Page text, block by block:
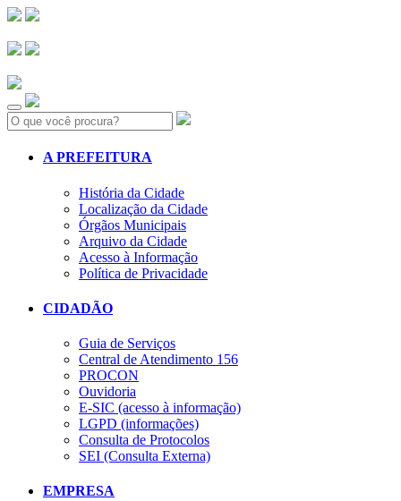
Search:
A PREFEITURA
História da Cidade
Localização da Cidade
Órgãos Municipais
Arquivo da Cidade
Acesso à Informação
Política de Privacidade
CIDADÃO
Guia de Serviços
Central de Atendimento 156
PROCON
Ouvidoria
E-SIC (acesso à informação)
LGPD (informações)
Consulta de Protocolos
SEI (Consulta Externa)
EMPRESA